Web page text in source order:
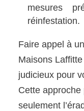
mesures
réinfestation.
Faire appel à
Maisons
judicieux pour
Cette
seulement